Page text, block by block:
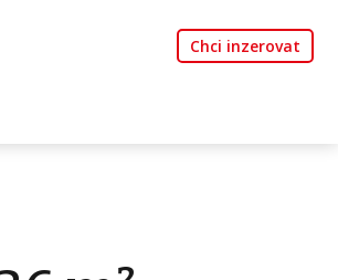
Chci inzerovat